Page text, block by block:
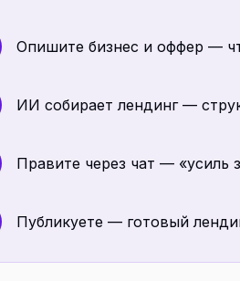
Опишите бизнес и оффер —
ИИ собирает лендинг —
Правите через чат — «усиль
Публикуете — готовый